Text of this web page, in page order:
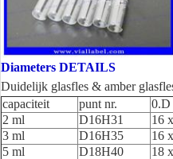
Diameters DETAILS
Duidelijk glasfles & amber
capaciteit
punt nr. 0.D
2 ml
D16H31 16
3 ml
D16H35 16
5 ml
D18H40 18